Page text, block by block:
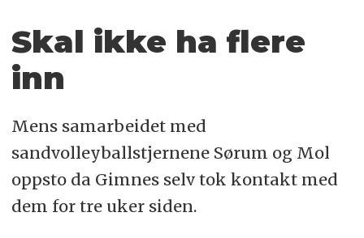
Skal ikke ha flere
inn
Mens samarbeidet med
sandvolleyballstjernene Sørum og Mol
oppsto da Gimnes selv tok kontakt med
dem for tre uker siden.